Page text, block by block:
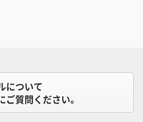
について
ご質問ください。